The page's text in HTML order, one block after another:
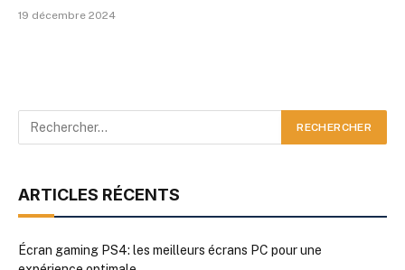
19 décembre 2024
ARTICLES RÉCENTS
Écran gaming PS4: les meilleurs écrans PC pour une